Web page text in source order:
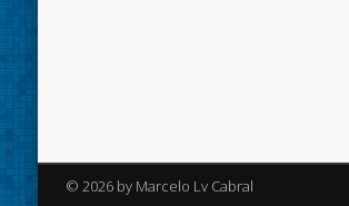
© 2026 by Marcelo Lv Cabral